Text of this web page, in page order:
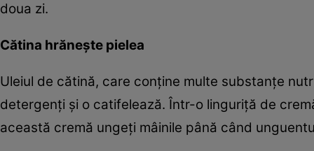
doua zi.
Cătina hrăneşte pielea
Uleiul de cătină, care conţine multe substanţe
detergenţi şi o catifelează. Într-o linguriţă de
această cremă ungeţi mâinile până când